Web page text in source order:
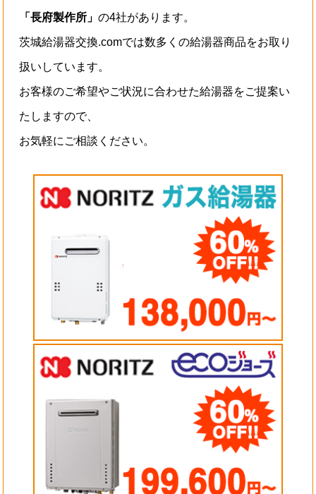
「長府製作所」の4社があります。
茨城給湯器交換.comでは数多くの給湯器商品をお取り
扱いしています。
お客様のご希望やご状況に合わせた給湯器をご提案い
たしますので、
お気軽にご相談ください。